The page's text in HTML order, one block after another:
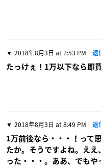
2018年8月3日 at 7:53 PM 返
たっけぇ！1万以下なら即
2018年8月3日 at 8:49 PM 返
1万前後なら・・・！って
たか。そうですよね。え
った・・・。ああ、でも